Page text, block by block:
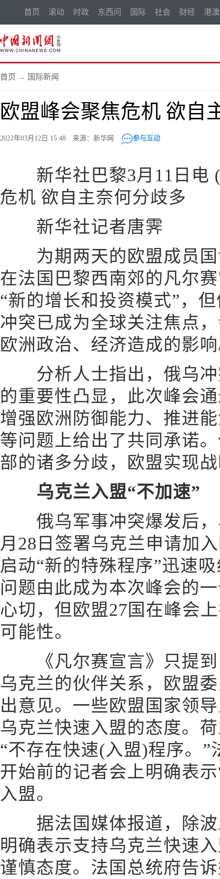
首页 滚动 时政 东西问 国际 社会 财经 港澳
首页 → 国际新闻
欧盟峰会聚焦危机 欲自
2022年03月12日 15:48 来源：新华网 参与互动
新华社巴黎3月11日电 (
危机 欲自主奈何分歧多
新华社记者唐霁
为期两天的欧盟成员国
在法国巴黎西南郊的凡尔
“新的增长和投资模式”，
冲突已成为全球关注焦点
欧洲政治、经济造成的影
分析人士指出，俄乌冲
的重要性凸显，此次峰会
增强欧洲防御能力、推进
等问题上给出了共同承诺
部的诸多分歧，欧盟实现
乌克兰入盟“不加速”
俄乌军事冲突爆发后，
月28日签署乌克兰申请加
启动“新的特殊程序”迅速
问题由此成为本次峰会的
心切，但欧盟27国在峰会
可能性。
《凡尔赛宣言》只提到
乌克兰的伙伴关系，欧盟
出意见。一些欧盟国家领
乌克兰快速入盟的态度。
“不存在快速(入盟)程序。
开始前的记者会上明确表
入盟。
据法国媒体报道，除波
明确表示支持乌克兰快速
谨慎态度。法国总统府告